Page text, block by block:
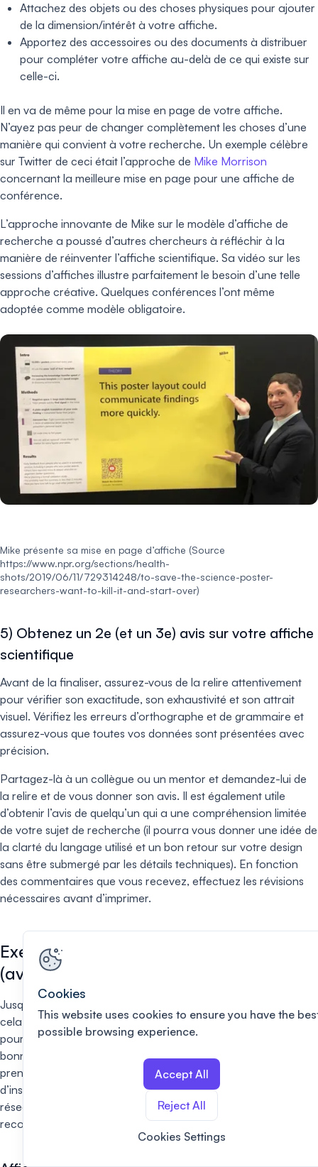
Attachez des objets ou des choses physiques pour ajouter
de la dimension/intérêt à votre affiche.
Apportez des accessoires ou des documents à distribuer
pour compléter votre affiche au-delà de ce qui existe sur
celle-ci.
Il en va de même pour la mise en page de votre affiche.
N’ayez pas peur de changer complètement les choses d’une
manière qui convient à votre recherche. Un exemple célèbre
sur Twitter de ceci était l’approche de Mike Morrison
concernant la meilleure mise en page pour une affiche de
conférence.
L’approche innovante de Mike sur le modèle d’affiche de
recherche a poussé d’autres chercheurs à réfléchir à la
manière de réinventer l’affiche scientifique. Sa vidéo sur les
sessions d’affiches illustre parfaitement le besoin d’une telle
approche créative. Quelques conférences l’ont même
adoptée comme modèle obligatoire.
Mike présente sa mise en page d’affiche (Source
https://www.npr.org/sections/health-
shots/2019/06/11/729314248/to-save-the-science-poster-
researchers-want-to-kill-it-and-start-over)
5) Obtenez un 2e (et un 3e) avis sur votre affiche
scientifique
Avant de la finaliser, assurez-vous de la relire attentivement
pour vérifier son exactitude, son exhaustivité et son attrait
visuel. Vérifiez les erreurs d’orthographe et de grammaire et
assurez-vous que toutes vos données sont présentées avec
précision.
Partagez-là à un collègue ou un mentor et demandez-lui de
la relire et de vous donner son avis. Il est également utile
d’obtenir l’avis de quelqu’un qui a une compréhension limitée
de votre sujet de recherche (il pourra vous donner une idée de
la clarté du langage utilisé et un bon retour sur votre design
sans être submergé par les détails techniques). En fonction
des commentaires que vous recevez, effectuez les révisions
nécessaires avant d’imprimer.
Exemples de vraies affiches scientifiques
(avec commentaires)
Jusqu’à présent, cet article a exposé la théorie, mais de mettre
cela en pratique n’est pas toujours aussi évident. Vous
pourriez encore avoir du mal à visualiser à quoi ressemble une
bonne affiche (ou à penser à des idées pour la vôtre). Alors,
prenez cette prochaine section comme une source
d’inspiration créative. J’ai rassemblé quelques affiches de mon
réseau et je les ai rapidement examinées en fonction des
recommandations de conception ci-dessus.
Cookies
This website uses cookies to ensure you have the
possible browsing experience.
Accept All
Reject All
Cookies Settings